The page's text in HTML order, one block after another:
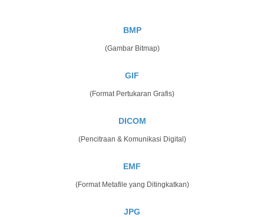
BMP
(Gambar Bitmap)
GIF
(Format Pertukaran Grafis)
DICOM
(Pencitraan & Komunikasi Digital)
EMF
(Format Metafile yang Ditingkatkan)
JPG